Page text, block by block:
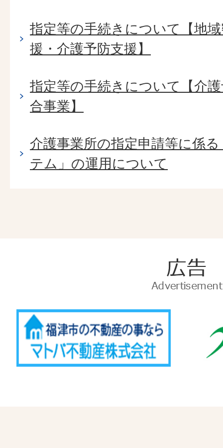
指定等の手続きについて【地
援・介護予防支援】
指定等の手続きについて【介
合事業】
介護事業所の指定申請等に係
テム」の運用について
告